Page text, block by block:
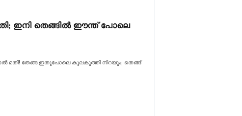
ഇനി തെങ്ങിൽ ഈന്ത് പോലെ
മതി! തേങ്ങ ഇതുപോലെ കുലകുത്തി നിറയും; തെങ്ങ്